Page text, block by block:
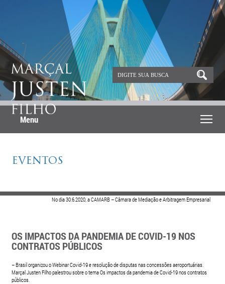
Menu
EVENTOS
OS IMPACTOS DA PANDEMIA DE COVID-19 NOS
CONTRATOS PÚBLICOS
No dia 30.6.2020, a CAMARB – Câmara de Mediação e Arbitragem Empresarial
– Brasil organizou o Webinar Covid-19 e resolução de disputas nas concessões aeroportuárias.
Marçal Justen Filho palestrou sobre o tema Os impactos da pandemia de Covid-19 nos contratos
públicos.